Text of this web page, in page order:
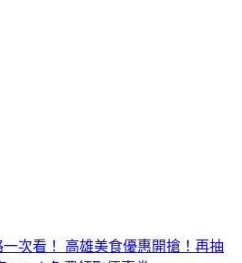
次看！ 高雄美食優惠開搶！再抽